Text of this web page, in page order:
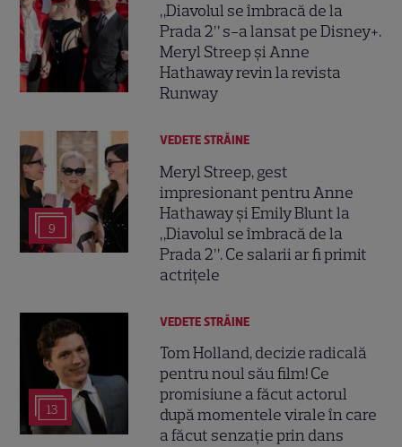
„Diavolul se îmbracă de la
Prada 2” s-a lansat pe Disney+.
Meryl Streep și Anne
Hathaway revin la revista
Runway
9
VEDETE STRĂINE
Meryl Streep, gest
impresionant pentru Anne
Hathaway și Emily Blunt la
„Diavolul se îmbracă de la
Prada 2”. Ce salarii ar fi primit
actrițele
13
VEDETE STRĂINE
Tom Holland, decizie radicală
pentru noul său film! Ce
promisiune a făcut actorul
după momentele virale în care
a făcut senzație prin dans